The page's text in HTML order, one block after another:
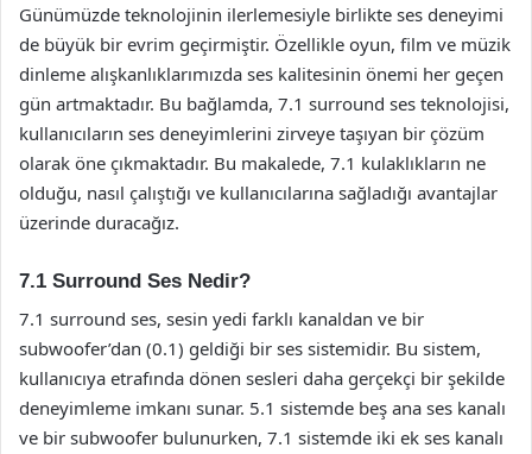
Günümüzde teknolojinin ilerlemesiyle birlikte ses deneyimi
de büyük bir evrim geçirmiştir. Özellikle oyun, film ve müzik
dinleme alışkanlıklarımızda ses kalitesinin önemi her geçen
gün artmaktadır. Bu bağlamda, 7.1 surround ses teknolojisi,
kullanıcıların ses deneyimlerini zirveye taşıyan bir çözüm
olarak öne çıkmaktadır. Bu makalede, 7.1 kulaklıkların ne
olduğu, nasıl çalıştığı ve kullanıcılarına sağladığı avantajlar
üzerinde duracağız.
7.1 Surround Ses Nedir?
7.1 surround ses, sesin yedi farklı kanaldan ve bir
subwoofer’dan (0.1) geldiği bir ses sistemidir. Bu sistem,
kullanıcıya etrafında dönen sesleri daha gerçekçi bir şekilde
deneyimleme imkanı sunar. 5.1 sistemde beş ana ses kanalı
ve bir subwoofer bulunurken, 7.1 sistemde iki ek ses kanalı